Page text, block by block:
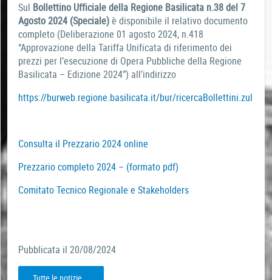
Sul Bollettino Ufficiale della Regione Basilicata n.38 del 7
Agosto 2024 (Speciale)è disponibile il relativo documento
completo (Deliberazione 01 agosto 2024, n.418
“Approvazione della Tariffa Unificata di riferimento dei
prezzi per l’esecuzione di Opera Pubbliche della Regione
Basilicata – Edizione 2024”) all’indirizzo
https://burweb.regione.basilicata.it/bur/ricercaBollettini.zul
Consulta il Prezzario 2024 online
Prezzario completo 2024 – (formato pdf)
Comitato Tecnico Regionale e Stakeholders
Pubblicata il 20/08/2024